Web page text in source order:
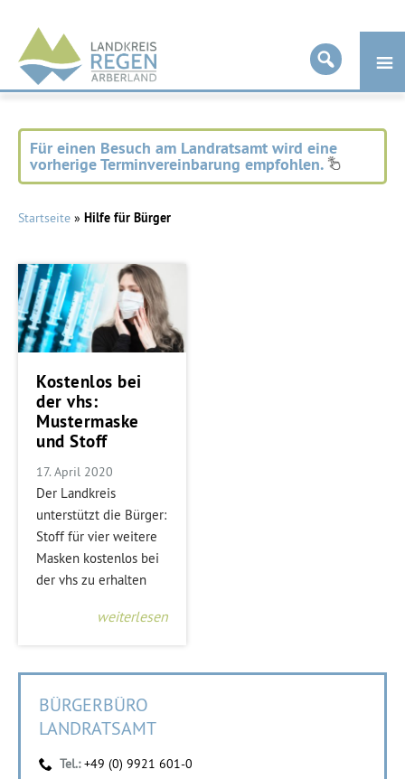
Landkreis
Regen
Für einen Besuch am Landratsamt wird eine
vorherige Terminvereinbarung empfohlen.
Startseite » Hilfe für Bürger
Kostenlos bei
der vhs:
Mustermaske
und Stoff
17. April 2020
Der Landkreis
unterstützt die Bürger:
Stoff für vier weitere
Masken kostenlos bei
der vhs zu erhalten
weiterlesen
BÜRGERBÜRO
LANDRATSAMT
Tel.:+49 (0) 9921 601-0